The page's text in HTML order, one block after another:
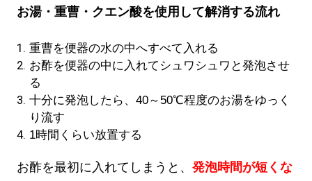
お湯・重曹・クエン酸を使用して解消する流れ
重曹を便器の水の中へすべて入れる
お酢を便器の中に入れてシュワシュワと発泡させ
る
十分に発泡したら、40～50℃程度のお湯をゆっく
り流す
1時間くらい放置する
お酢を最初に入れてしまうと、 発泡時間が短くな